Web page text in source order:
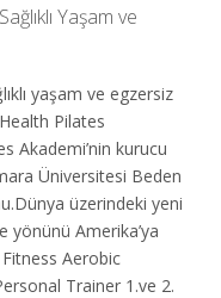
Yaşam ve
yaşam ve egzersiz
Pilates
Akademi’nin kurucu
Üniversitesi Beden
üzerindeki yeni
yönünü Amerika’ya
Fitness Aerobic
Trainer 1.ve 2.